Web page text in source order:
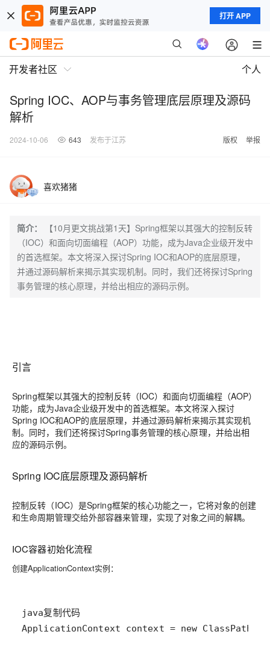
打开 APP
开发者社区 个人
Spring IOC、AOP与事务管理底层原理及源码
解析
2024-10-06 643 发布于江苏 版权 举报
喜欢猪猪
简介：
【10月更文挑战第1天】Spring框架以其强大的控制反转
（IOC）和面向切面编程（AOP）功能，成为Java企业级开发中
的首选框架。本文将深入探讨Spring IOC和AOP的底层原理，
并通过源码解析来揭示其实现机制。同时，我们还将探讨Spring
事务管理的核心原理，并给出相应的源码示例。
引言
Spring框架以其强大的控制反转（IOC）和面向切面编程（AOP）
功能，成为Java企业级开发中的首选框架。本文将深入探讨
Spring IOC和AOP的底层原理，并通过源码解析来揭示其实现机
制。同时，我们还将探讨Spring事务管理的核心原理，并给出相
应的源码示例。
Spring IOC底层原理及源码解析
控制反转（IOC） 是Spring框架的核心功能之一，它将对象的创建
和生命周期管理交给外部容器来管理，实现了对象之间的解耦。
IOC容器初始化流程
创建ApplicationContext实例：
ApplicationContext context = new